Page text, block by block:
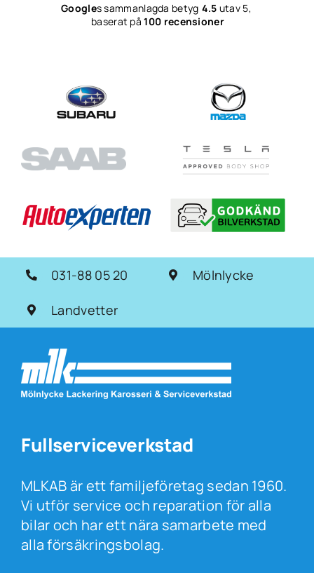
Googles sammanlagda betyg 4.5 utav 5,
baserat på100 recensioner
031-88 05 20 Mölnlycke
Landvetter
Fullserviceverkstad
MLKAB är ett familjeföretag sedan 1960.
Vi utför service och reparation för alla
bilar och har ett nära samarbete med
alla försäkringsbolag.